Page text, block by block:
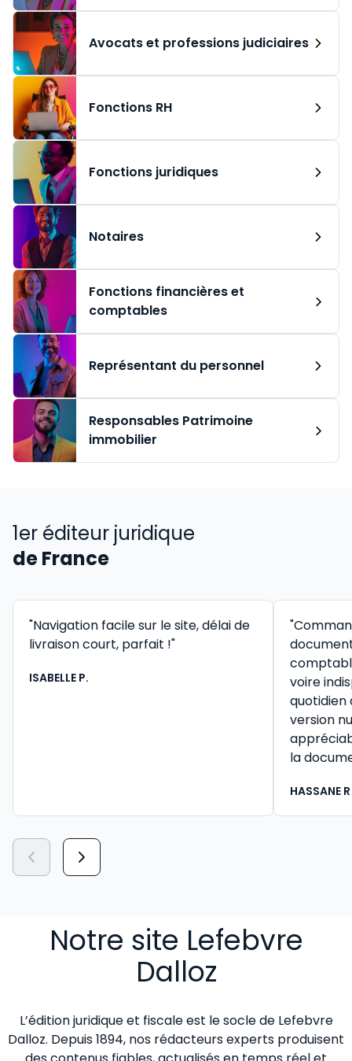
Avocats et professions judiciaires
Fonctions RH
Fonctions juridiques
Notaires
Fonctions financières et
comptables
Représentant du personnel
Responsables Patrimoine
immobilier
1er éditeur juridique
de France
"Navigation facile sur le site, délai de
livraison court, parfait !"
ISABELLE P.
voire
version
la
HASSANE R
Notre site Lefebvre
Dalloz
L’édition juridique et fiscale est le socle de Lefebvre
Dalloz. Depuis 1894, nos rédacteurs experts produisent